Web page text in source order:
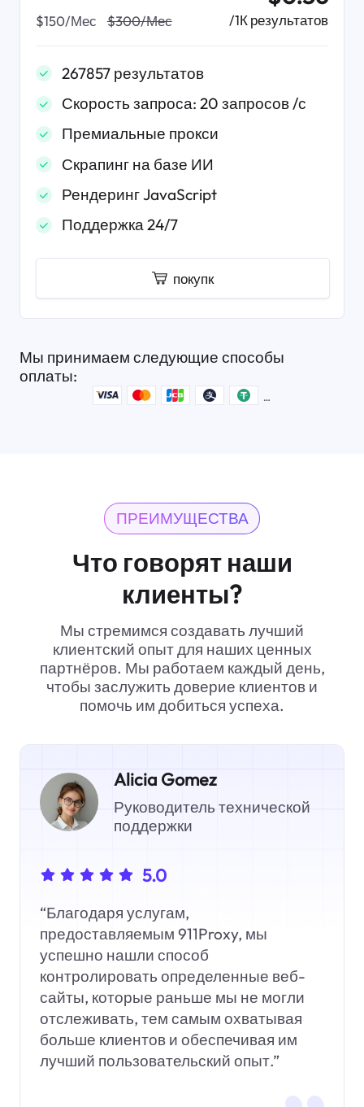
$150/Мес $300/Мес /1К результатов
267857 результатов
Скорость запроса: 20 запросов /с
Премиальные прокси
Скрапинг на базе ИИ
Рендеринг JavaScript
Поддержка 24/7
покупк
Мы принимаем следующие способы
оплаты:
ПРЕИМУЩЕСТВА
Что говорят наши
клиенты?
Мы стремимся создавать лучший
клиентский опыт для наших ценных
партнёров. Мы работаем каждый день,
чтобы заслужить доверие клиентов и
помочь им добиться успеха.
Alicia Gomez
Руководитель технической
поддержки
5.0
“Благодаря услугам,
предоставляемым 911Proxy, мы
успешно нашли способ
контролировать определенные веб-
сайты, которые раньше мы не могли
отслеживать, тем самым охватывая
больше клиентов и обеспечивая им
лучший пользовательский опыт.”